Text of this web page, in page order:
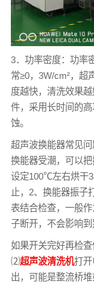
3．功率密度：功率
常≥0，3W/cm²，超
度越快，清洗效果
件，采用长时间的
蚀。
超声波换能器常见
换能器受潮，可以
设定100℃左右烘干
止，2、换能器振子
表结合检查，一般
子断开，不会影响到
如果开关完好再检查
⑵超声波清洗机打开
出，可能是整流桥